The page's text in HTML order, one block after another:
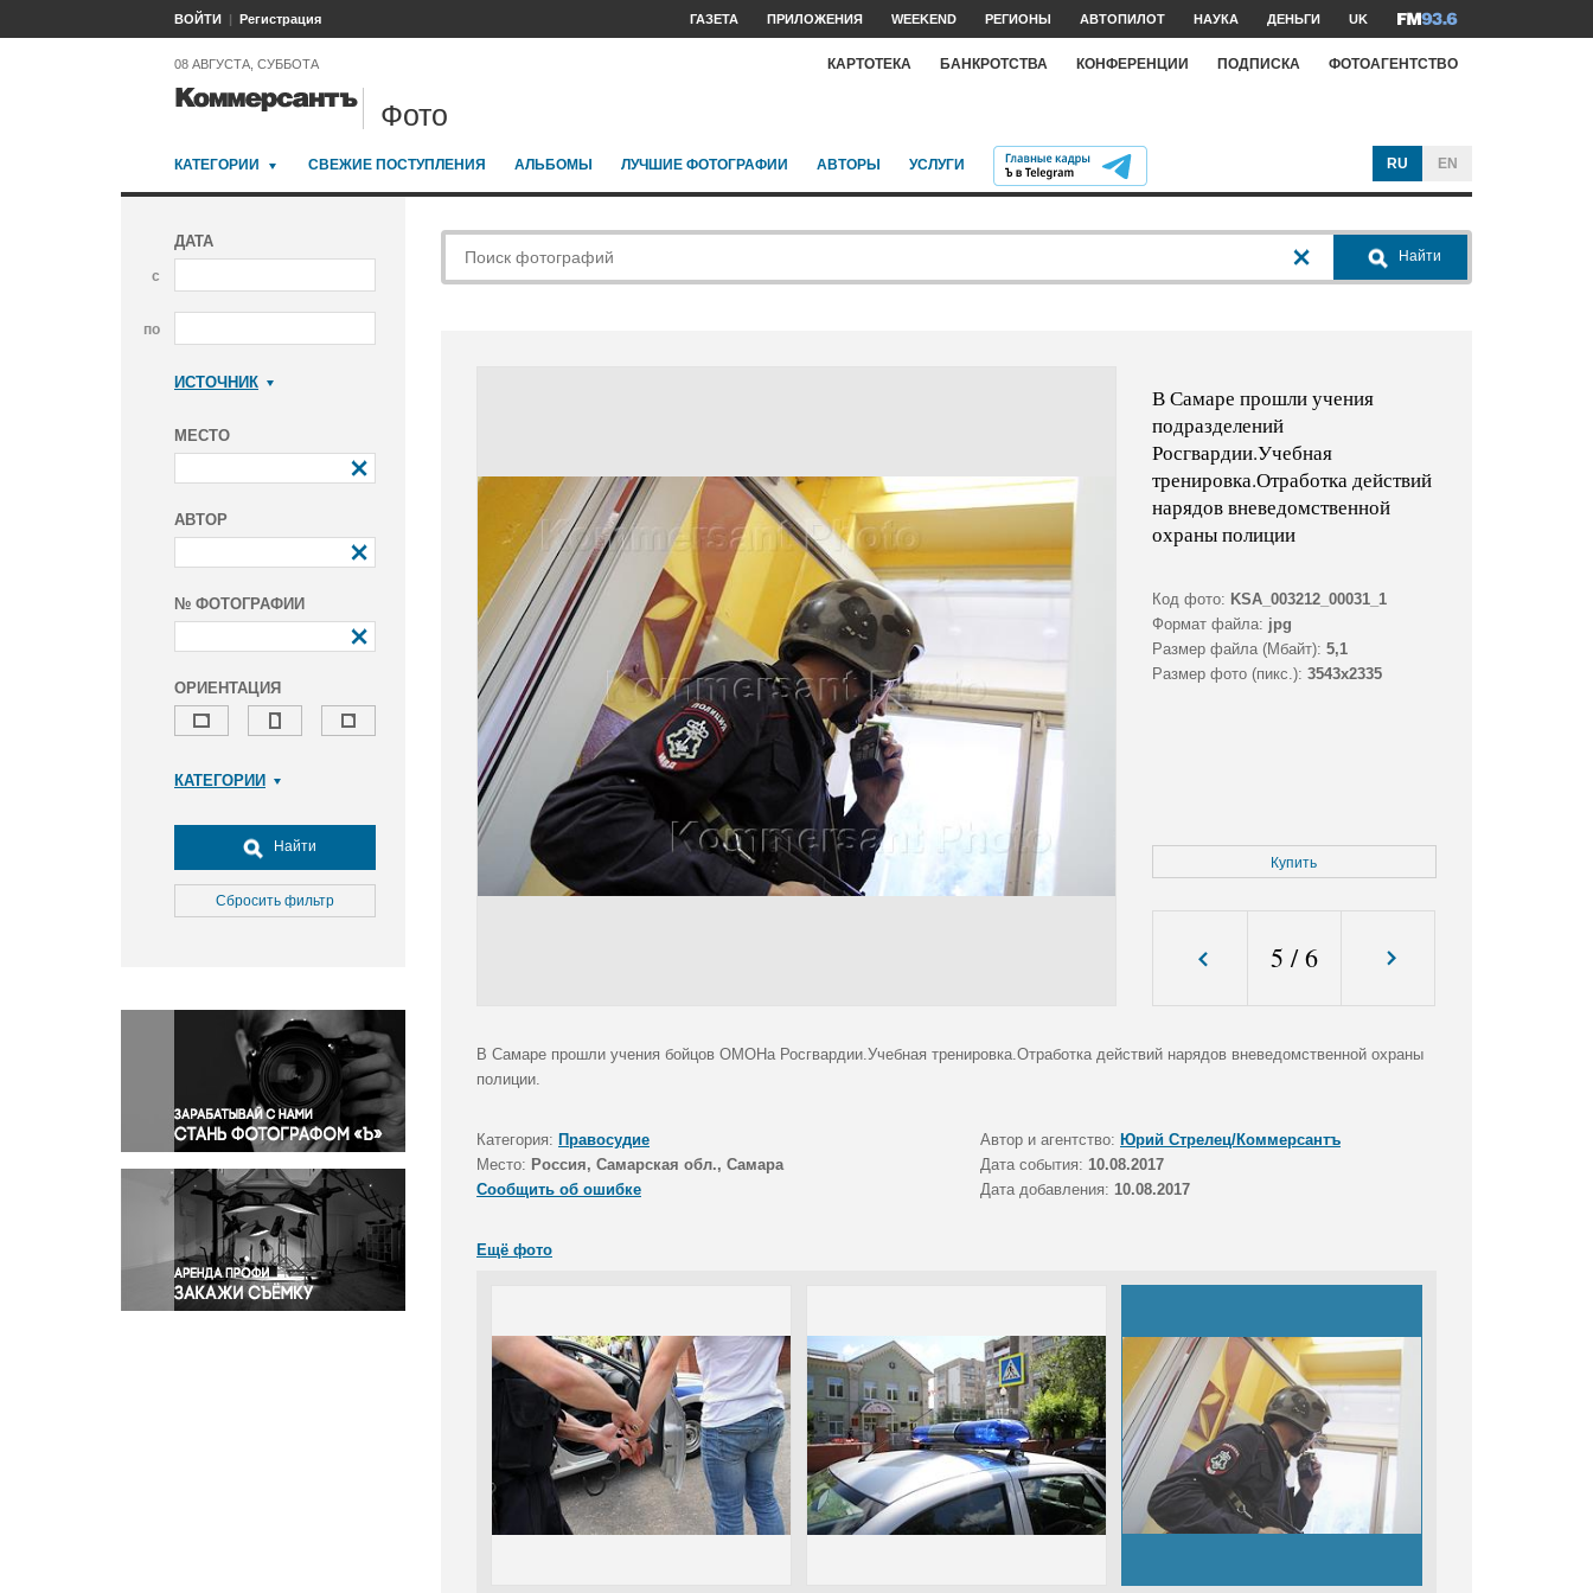
ВОЙТИ Регистрация ГАЗЕТА ПРИЛОЖЕНИЯ WEEKEND РЕГИОНЫ АВТОПИЛОТ НАУКА ДЕНЬГИ UK
08 АВГУСТА, СУББОТА КАРТОТЕКА БАНКРОТСТВА КОНФЕРЕНЦИИ ПОДПИСКА ФОТОАГЕНТСТВО
Фото
КАТЕГОРИИ СВЕЖИЕ ПОСТУПЛЕНИЯ АЛЬБОМЫ ЛУЧШИЕ ФОТОГРАФИИ АВТОРЫ УСЛУГИ RU EN
ДАТА
с
по
ИСТОЧНИК
МЕСТО
АВТОР
№ ФОТОГРАФИИ
ОРИЕНТАЦИЯ
КАТЕГОРИИ
Досуг, туризм и отдых
Культура
Медицина
Окружающая среда
Политика
Правосудие
Происшествия и конфликты
Религия
Светская жизнь
Спорт
Экология
Экономика и бизнес
Найти
Сбросить фильтр
Найти
В Самаре прошли учения
подразделений
Росгвардии.Учебная
тренировка.Отработка действий
нарядов вневедомственной
охраны полиции
Код фото: KSA_003212_00031_1
Формат файла: jpg
Размер файла (Мбайт): 5,1
Размер фото (пикс.): 3543x2335
Купить
5 /6
В Самаре прошли учения бойцов ОМОНа Росгвардии.Учебная тренировка.Отработка действий нарядов вневедомственной охраны
полиции.
Категория: Правосудие Автор и агентство: Юрий Стрелец/Коммерсантъ
Место: Россия, Самарская обл., Самара Дата события: 10.08.2017
Сообщить об ошибке
Дата добавления: 10.08.2017
Ещё фото